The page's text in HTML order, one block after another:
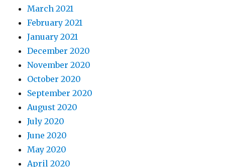
March 2021
February 2021
January 2021
December 2020
November 2020
October 2020
September 2020
August 2020
July 2020
June 2020
May 2020
April 2020